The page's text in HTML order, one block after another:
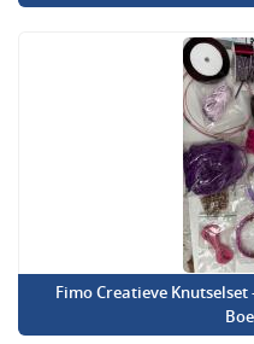
Fimo Creatieve